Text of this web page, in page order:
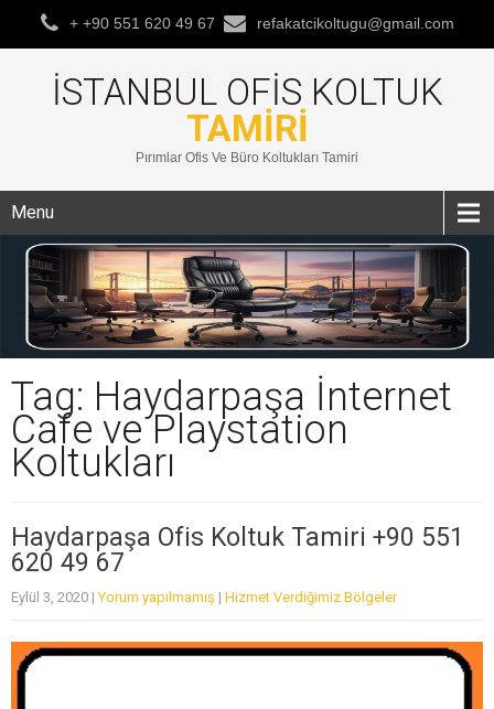
+ +90 551 620 49 67 refakatcikoltugu@gmail.com
İSTANBUL OFIS KOLTUK
TAMIRI
Pırımlar Ofis Ve Büro Koltukları Tamiri
Menu
Tag: Haydarpaşa İnternet
Cafe ve Playstation
Koltukları
Haydarpaşa Ofis Koltuk Tamiri +90 551
620 49 67
Eylül 3, 2020 |Yorum yapılmamış | Hizmet Verdiğimiz Bölgeler